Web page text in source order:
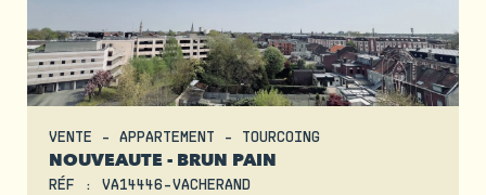
VENTE - APPARTEMENT - TOURCOING
NOUVEAUTE - BRUN PAIN
RÉF : VA14446-VACHERAND